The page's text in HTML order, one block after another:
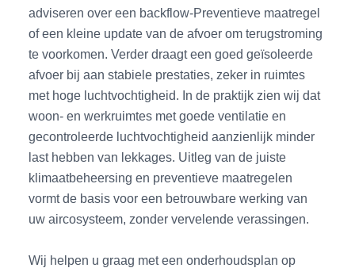
adviseren over een backflow-Preventieve maatregel
of een kleine update van de afvoer om terugstroming
te voorkomen. Verder draagt een goed geïsoleerde
afvoer bij aan stabiele prestaties, zeker in ruimtes
met hoge luchtvochtigheid. In de praktijk zien wij dat
woon- en werkruimtes met goede ventilatie en
gecontroleerde luchtvochtigheid aanzienlijk minder
last hebben van lekkages. Uitleg van de juiste
klimaatbeheersing en preventieve maatregelen
vormt de basis voor een betrouwbare werking van
uw aircosysteem, zonder vervelende verassingen.
Wij helpen u graag met een onderhoudsplan op